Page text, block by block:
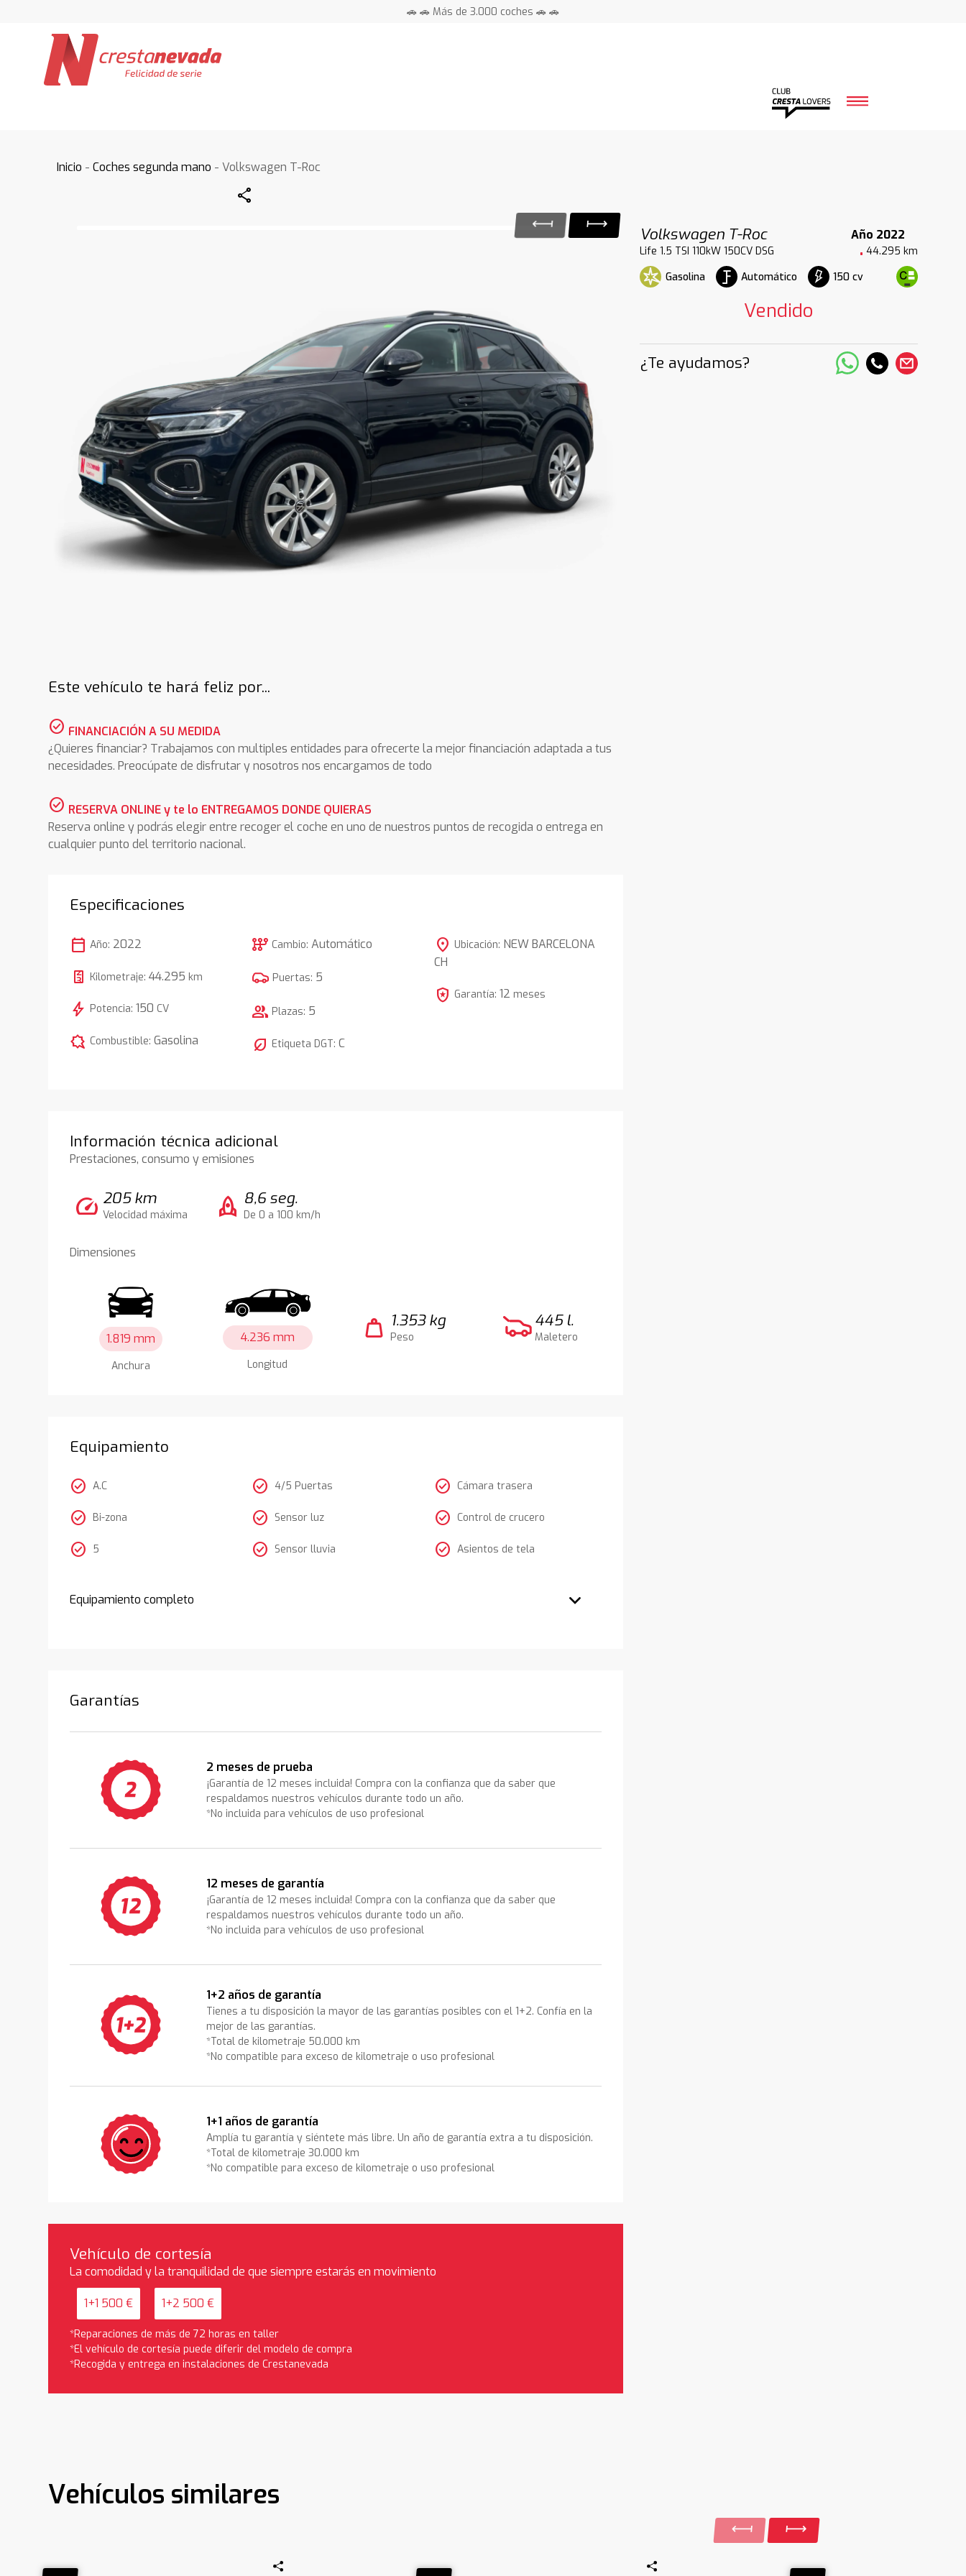
🚗 🚗 Más de 3.000 coches 🚗 🚗
Inicio -Coches segunda mano - Volkswagen T-Roc
Share
Volkswagen T-Roc
Año 2022
Life 1.5 TSI 110kW 150CV DSG
44.295 km
Gasolina
Automático 150 cv
Vendido
¿Te ayudamos?
Este vehículo te hará feliz por...
check_circle FINANCIACIÓN A SU MEDIDA
¿Quieres financiar? Trabajamos con multiples entidades para ofrecerte la mejor financiación adaptada a tus
necesidades. Preocúpate de disfrutar y nosotros nos encargamos de todo
check_circle RESERVA ONLINE y te lo ENTREGAMOS DONDE QUIERAS
Reserva online y podrás elegir entre recoger el coche en uno de nuestros puntos de recogida o entrega en
cualquier punto del territorio nacional.
Especificaciones
calendar_today Año: 2022
Kilometraje:44.295 km
bolt Potencia:150 CV
comic_bubble Combustible:Gasolina
auto_transmission Cambio:Automático
Puertas: 5
group Plazas: 5
nest_eco_leaf Etiqueta DGT:C
location_on Ubicación: NEW BARCELONA
CH
local_police Garantía: 12 meses
Información técnica adicional
Prestaciones, consumo y emisiones
speed 205 km
Velocidad máxima rocket 8,6 seg.
De 0 a 100 km/h
Dimensiones
1.819 mm
Anchura
4.236 mm
Longitud
weight 1.353 kg
Peso
445 l.
Maletero
Equipamiento
check_circle A.C
check_circle Bi-zona
check_circle 5
check_circle 4/5 Puertas
check_circle Sensor luz
check_circle Sensor lluvia
check_circle Cámara trasera
check_circle Control de crucero
check_circle Asientos de tela
Equipamiento completo
Garantías
2 meses de prueba
¡Garantía de 12 meses incluida! Compra con la confianza que da saber que
respaldamos nuestros vehículos durante todo un año.
*No incluida para vehículos de uso profesional
12 meses de garantía
¡Garantía de 12 meses incluida! Compra con la confianza que da saber que
respaldamos nuestros vehículos durante todo un año.
*No incluida para vehículos de uso profesional
1+2 años de garantía
Tienes a tu disposición la mayor de las garantías posibles con el 1+2. Confía en la
mejor de las garantías.
*Total de kilometraje 50.000 km
*No compatible para exceso de kilometraje o uso profesional
1+1 años de garantía
Amplía tu garantía y siéntete más libre. Un año de garantía extra a tu disposición.
*Total de kilometraje 30.000 km
*No compatible para exceso de kilometraje o uso profesional
Vehículo de cortesía
La comodidad y la tranquilidad de que siempre estarás en movimiento
1+1 500 € 1+2 500 €
*Reparaciones de más de 72 horas en taller
*El vehículo de cortesía puede diferir del modelo de compra
*Recogida y entrega en instalaciones de Crestanevada
Vehículos similares